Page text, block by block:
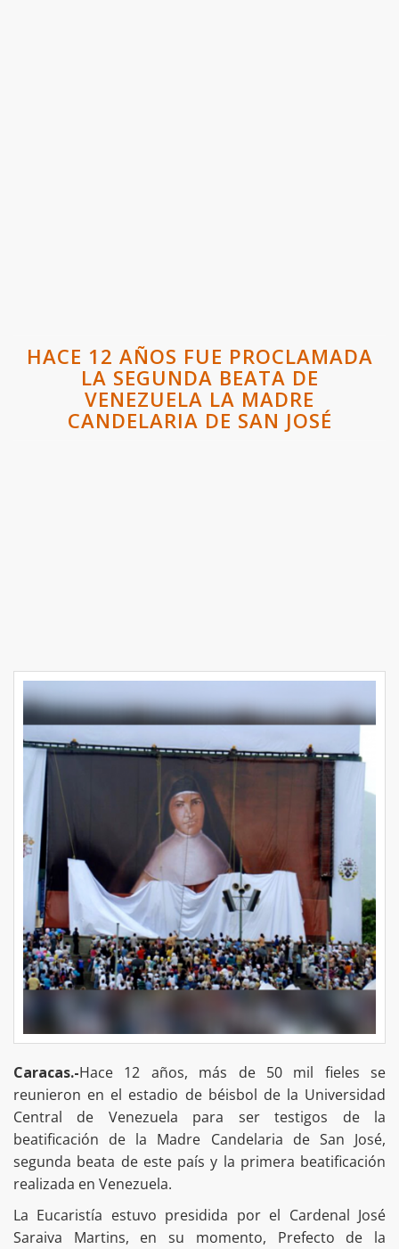
HACE 12 AÑOS FUE PROCLAMADA
LA SEGUNDA BEATA DE
VENEZUELA LA MADRE
CANDELARIA DE SAN JOSÉ
Caracas.-Hace 12 años, más de 50 mil fieles se
reunieron en el estadio de béisbol de la Universidad
Central de Venezuela para ser testigos de la
beatificación de la Madre Candelaria de San José,
segunda beata de este país y la primera beatificación
realizada en Venezuela.
La Eucaristía estuvo presidida por el Cardenal José
Saraiva Martins, en su momento, Prefecto de la